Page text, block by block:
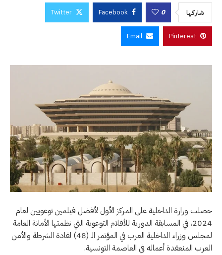
شاركها 0
Facebook
Twitter
Pinterest
Email
حصلت وزارة الداخلية على المركز الأول لأفضل فيلمين توعويين لعام
2024، في المسابقة الدورية للأفلام التوعوية التي نظمتها الأمانة العامة
لمجلس وزراء الداخلية العرب في المؤتمر الـ (48) لقادة الشرطة والأمن
العرب المنعقدة أعماله في العاصمة التونسية.